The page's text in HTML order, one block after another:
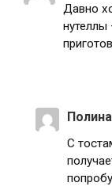
Давно
Полина
С